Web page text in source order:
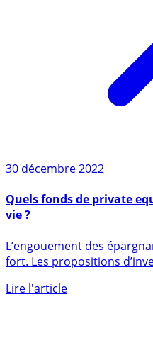
Quels fonds de private
L’engouement des
fort. Les propositions
ne (...)